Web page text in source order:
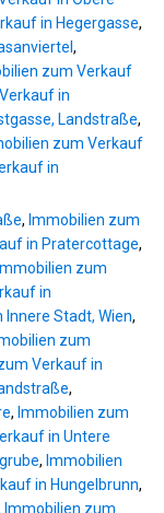
in Hegergasse,
,
zum Verkauf
in
Landstraße,
zum Verkauf
in
, Immobilien zum
in Pratercottage,
Immobilien zum
in
Stadt, Wien,
zum
Verkauf in
,
, Immobilien zum
in Untere
, Immobilien
in Hungelbrunn,
Immobilien zum